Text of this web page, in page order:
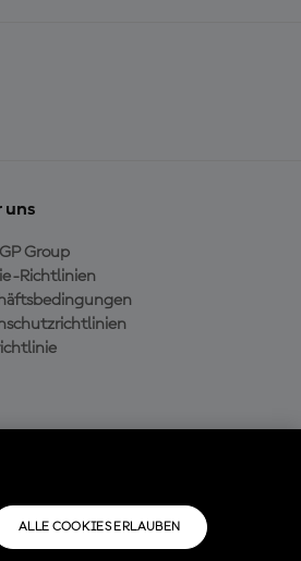
uns
Group
Richtlinien
ALLE COOKIES ERLAUBEN